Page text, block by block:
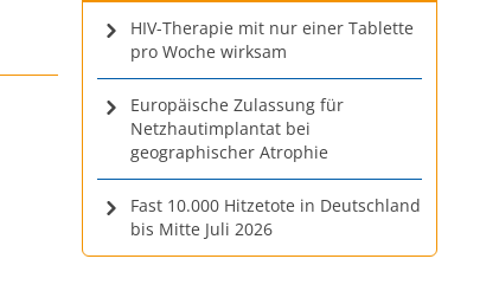
HIV-Therapie mit nur einer Tablette
pro Woche wirksam
Europäische Zulassung für
Netzhautimplantat bei
geographischer Atrophie
Fast 10.000 Hitzetote in Deutschland
bis Mitte Juli 2026